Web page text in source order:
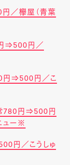
／欅屋（青葉
⇒500円／
円⇒500円／こ
780円⇒500円
ュー※
円／こうしゅ